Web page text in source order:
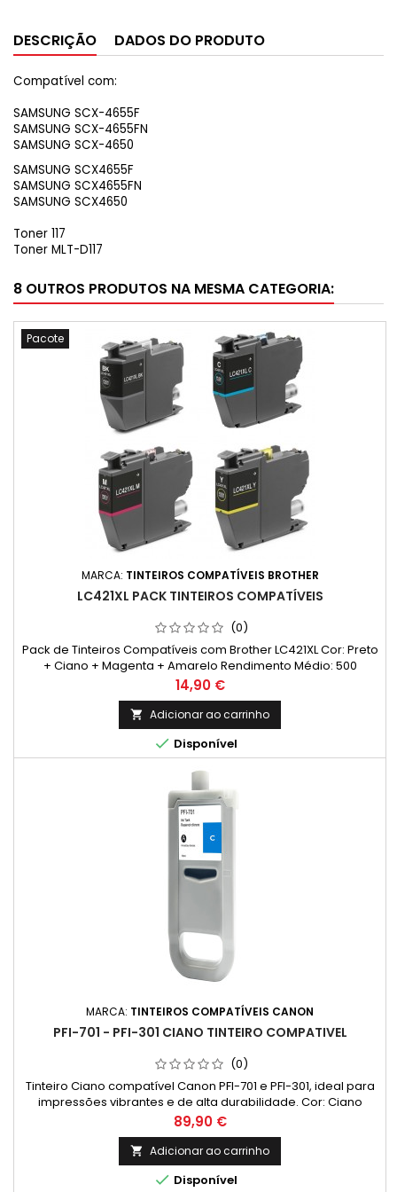
DESCRIÇÃO DADOS DO PRODUTO
Compatível com:
SAMSUNG SCX-4655F
SAMSUNG SCX-4655FN
SAMSUNG SCX-4650
SAMSUNG SCX4655F
SAMSUNG SCX4655FN
SAMSUNG SCX4650
Toner 117
Toner MLT-D117
8 OUTROS PRODUTOS NA MESMA CATEGORIA:
Pacote
MARCA: TINTEIROS COMPATÍVEIS BROTHER
LC421XL PACK TINTEIROS COMPATÍVEIS
(0)
Pack de Tinteiros Compatíveis com Brother LC421XL Cor: Preto
+ Ciano + Magenta + Amarelo Rendimento Médio: 500
Páginas* / cada cor
Preço
14,90 €
 Adicionar ao carrinho
 Disponível
MARCA: TINTEIROS COMPATÍVEIS CANON
PFI-701 - PFI-301 CIANO TINTEIRO COMPATIVEL
(0)
Tinteiro Ciano compatível Canon PFI-701 e PFI-301, ideal para
impressões vibrantes e de alta durabilidade. Cor: Ciano
Capacidade: 700ml
Preço
89,90 €
 Adicionar ao carrinho
 Disponível